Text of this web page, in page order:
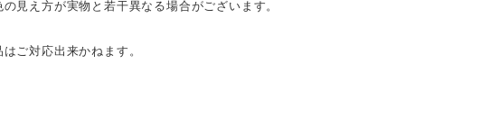
見え方が実物と若干異なる場合がございます。
ご対応出来かねます。